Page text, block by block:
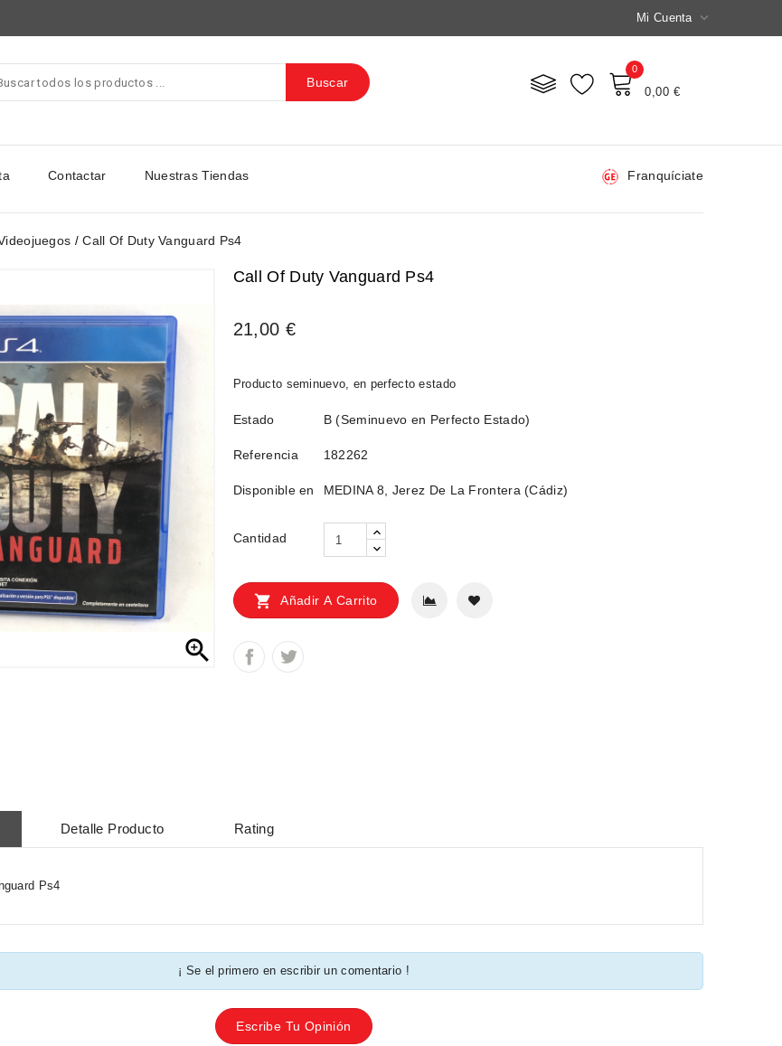
Mi Cuenta 
0
0,00 €
Buscar
Contactar Nuestras Tiendas Franquíciate
Call Of Duty Vanguard Ps4

Call Of Duty Vanguard Ps4
21,00 €
Producto seminuevo, en perfecto estado
Estado B (Seminuevo en Perfecto Estado)
Referencia 182262
Disponible en MEDINA 8, Jerez De La Frontera (Cádiz)
Cantidad
 Añadir A Carrito
Detalle Producto Rating
Ps4
¡ Se el primero en escribir un comentario !
Escribe Tu Opinión